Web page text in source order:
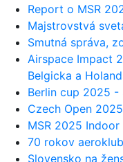
Report o MSR
Majstrovstvá
Smutná správa,
Airspace Impact
Belgicka a
Berlin cup 2025 -
Czech Open 2025
MSR 2025
70 rokov
Slovensko na